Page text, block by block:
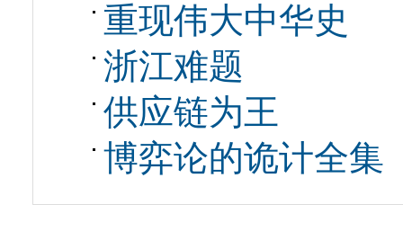
重现伟大中华史
浙江难题
供应链为王
博弈论的诡计全集